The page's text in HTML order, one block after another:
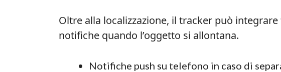
Oltre alla localizzazione, il tracker può
notifiche quando l’oggetto si allontana.
Notifiche push su telefono in caso di